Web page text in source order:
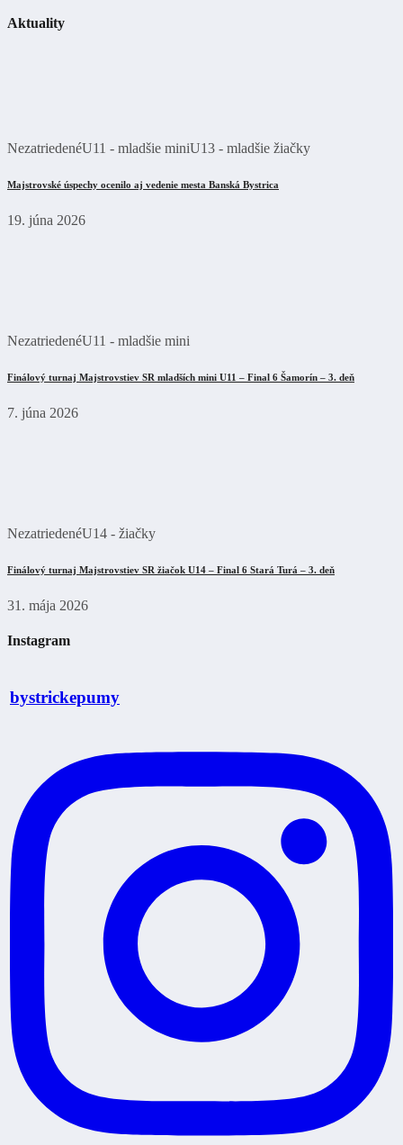
Aktuality
NezatriedenéU11 - mladšie miniU13 - mladšie žiačky
Majstrovské úspechy ocenilo aj vedenie mesta Banská Bystrica
19. júna 2026
NezatriedenéU11 - mladšie mini
Finálový turnaj Majstrovstiev SR mladších mini U11 – Final 6 Šamorín – 3. deň
7. júna 2026
NezatriedenéU14 - žiačky
Finálový turnaj Majstrovstiev SR žiačok U14 – Final 6 Stará Turá – 3. deň
31. mája 2026
Instagram
bystrickepumy